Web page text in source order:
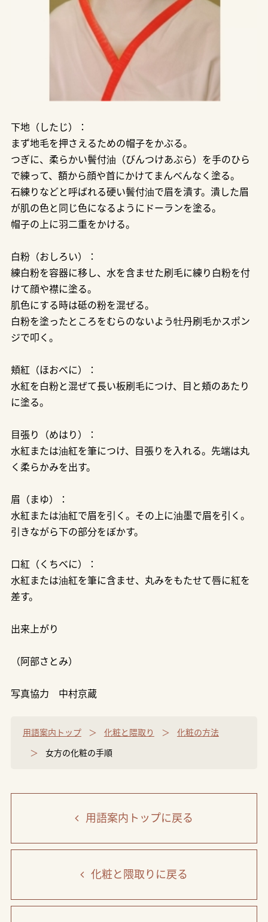
下地（したじ）：
まず地毛を押さえるための帽子をかぶる。
つぎに、柔らかい鬢付油（びんつけあぶら）を手のひら
で練って、額から顔や首にかけてまんべんなく塗る。
石練りなどと呼ばれる硬い鬢付油で眉を潰す。潰した眉
が肌の色と同じ色になるようにドーランを塗る。
帽子の上に羽二重をかける。
白粉（おしろい）：
練白粉を容器に移し、水を含ませた刷毛に練り白粉を付
けて顔や襟に塗る。
肌色にする時は砥の粉を混ぜる。
白粉を塗ったところをむらのないよう牡丹刷毛かスポン
ジで叩く。
頬紅（ほおべに）：
水紅を白粉と混ぜて長い板刷毛につけ、目と頬のあたり
に塗る。
目張り（めはり）：
水紅または油紅を筆につけ、目張りを入れる。先端は丸
く柔らかみを出す。
眉（まゆ）：
水紅または油紅で眉を引く。その上に油墨で眉を引く。
引きながら下の部分をぼかす。
口紅（くちべに）：
水紅または油紅を筆に含ませ、丸みをもたせて唇に紅を
差す。
出来上がり
（阿部さとみ）
写真協力 中村京蔵
用語案内トップ 化粧と隈取り 化粧の方法
女方の化粧の手順
用語案内トップに戻る
化粧と隈取り に戻る